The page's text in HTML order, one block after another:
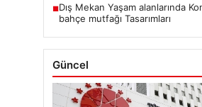
■Dış Mekan Yaşam alanlarında
bahçe mutfağı Tasarımları
Güncel